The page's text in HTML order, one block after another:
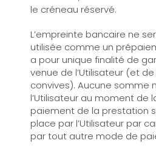
le créneau réservé.
L’empreinte bancaire ne
utilisée comme un
a pour unique finalité de
venue de l’Utilisateur (et
convives). Aucune somme
l’Utilisateur au moment de
paiement de la prestation
place par l’Utilisateur par
par tout autre mode de